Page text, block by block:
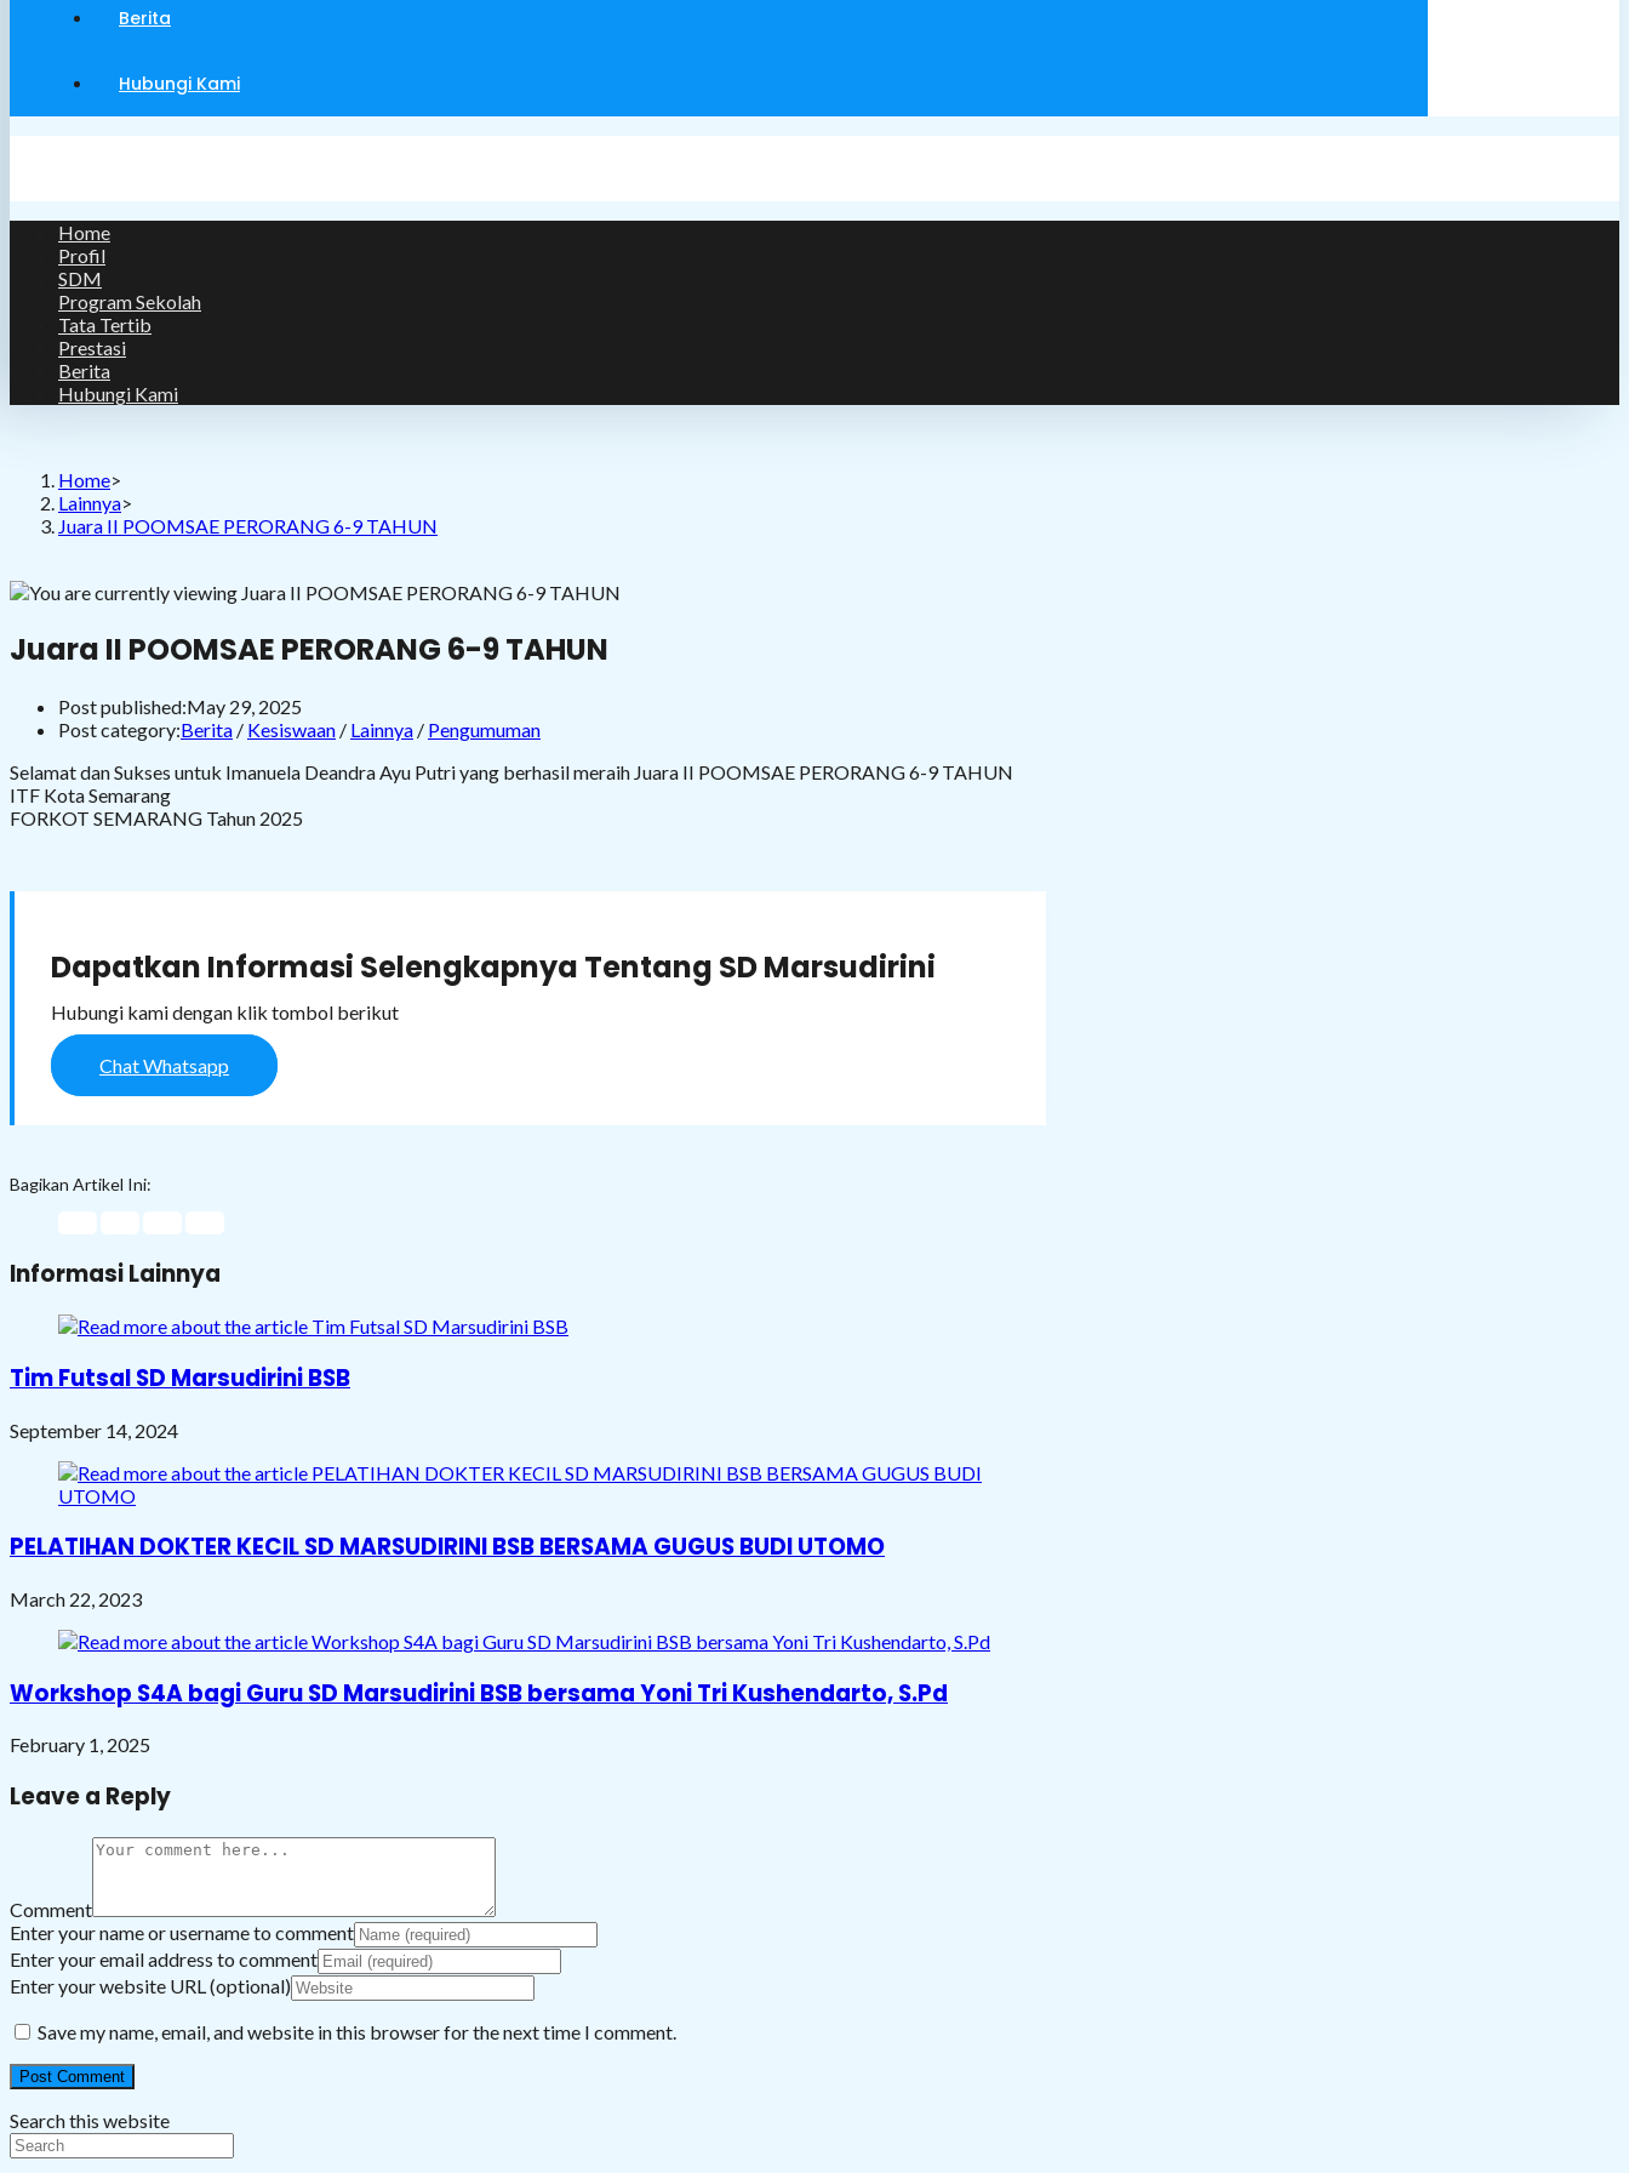
Berita
Hubungi Kami
Home
Profil
SDM
Program Sekolah
Tata Tertib
Prestasi
Berita
Hubungi Kami
Home>
Lainnya>
Juara II POOMSAE PERORANG 6-9 TAHUN
Juara II POOMSAE PERORANG 6-9 TAHUN
Post published:May 29, 2025
Post category:Berita / Kesiswaan / Lainnya / Pengumuman
Selamat dan Sukses untuk Imanuela Deandra Ayu Putri yang berhasil meraih Juara II POOMSAE PERORANG 6-9 TAHUN
ITF Kota Semarang
FORKOT SEMARANG Tahun 2025
Dapatkan Informasi Selengkapnya Tentang SD Marsudirini
Hubungi kami dengan klik tombol berikut
Chat Whatsapp
Bagikan Artikel Ini:
Informasi Lainnya
Tim Futsal SD Marsudirini BSB
September 14, 2024
PELATIHAN DOKTER KECIL SD MARSUDIRINI BSB BERSAMA GUGUS BUDI UTOMO
March 22, 2023
Workshop S4A bagi Guru SD Marsudirini BSB bersama Yoni Tri Kushendarto, S.Pd
February 1, 2025
Leave a Reply
Comment
Enter your name or username to comment
Enter your email address to comment
Enter your website URL (optional)
Save my name, email, and website in this browser for the next time I comment.
Search this website